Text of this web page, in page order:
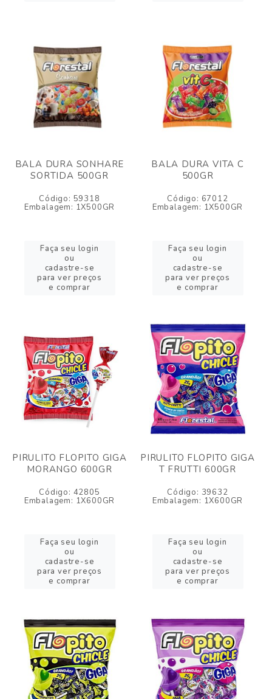
BALA DURA SONHARE
SORTIDA 500GR
Código: 59318
Embalagem: 1X500GR
Faça seu login
ou
cadastre-se
para ver preços
e comprar
BALA DURA VITA C
500GR
Código: 67012
Embalagem: 1X500GR
Faça seu login
ou
cadastre-se
para ver preços
e comprar
PIRULITO FLOPITO GIGA
MORANGO 600GR
Código: 42805
Embalagem: 1X600GR
Faça seu login
ou
cadastre-se
para ver preços
e comprar
PIRULITO FLOPITO GIGA
T FRUTTI 600GR
Código: 39632
Embalagem: 1X600GR
Faça seu login
ou
cadastre-se
para ver preços
e comprar